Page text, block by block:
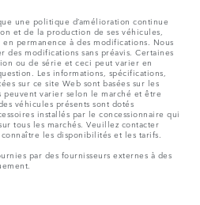
une politique d’amélioration continue
et de la production de ses véhicules,
permanence à des modifications. Nous
des modifications sans préavis. Certaines
ou de série et ceci peut varier en
Les informations, spécifications,
sur ce site Web sont basées sur les
peuvent varier selon le marché et être
véhicules présents sont dotés
installés par le concessionnaire qui
tous les marchés. Veuillez contacter
les disponibilités et les tarifs.
par des fournisseurs externes à des